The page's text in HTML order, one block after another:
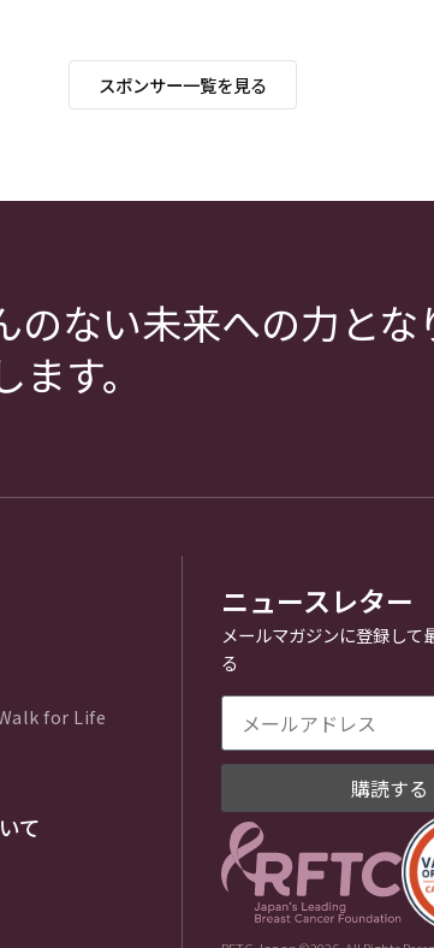
スポンサー一覧を見る
ない未来への力とな
す。
for Life
て
ニュースレター
メールマガジンに登録して
る
購読する